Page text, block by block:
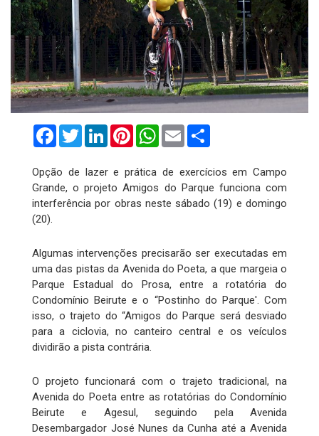
FacebookTwitterLinkedInPinterestWhatsApp
Email
Opção de lazer e prática de exercícios em Campo
Grande, o projeto Amigos do Parque funciona com
interferência por obras neste sábado (19) e domingo
(20).
Algumas intervenções precisarão ser executadas em
uma das pistas da Avenida do Poeta, a que margeia o
Parque Estadual do Prosa, entre a rotatória do
Condomínio Beirute e o “Postinho do Parque'. Com
isso, o trajeto do “Amigos do Parque será desviado
para a ciclovia, no canteiro central e os veículos
dividirão a pista contrária.
O projeto funcionará com o trajeto tradicional, na
Avenida do Poeta entre as rotatórias do Condomínio
Beirute e Agesul, seguindo pela Avenida
Desembargador José Nunes da Cunha até a Avenida